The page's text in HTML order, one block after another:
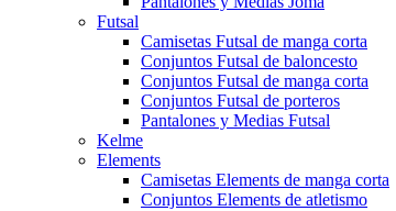
Futsal
Camisetas Futsal de manga corta
Conjuntos Futsal de baloncesto
Conjuntos Futsal de manga corta
Conjuntos Futsal de porteros
Pantalones y Medias Futsal
Kelme
Elements
Camisetas Elements de manga corta
Conjuntos Elements de atletismo